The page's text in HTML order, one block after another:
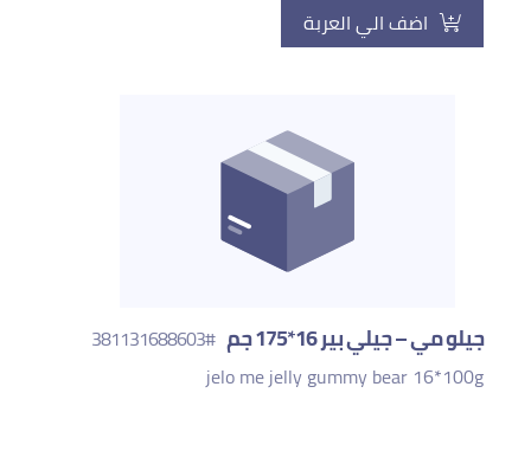
اضف الي العربة
جيلو مي – جيلي بير 16*175 جم
#381131688603
jelo me jelly gummy bear 16*100g